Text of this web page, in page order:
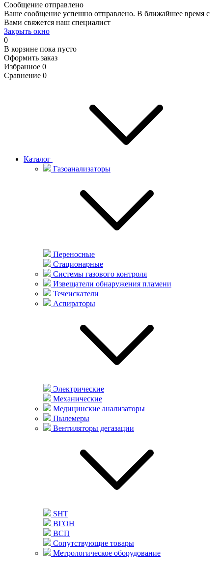
Сообщение отправлено
Ваше сообщение успешно отправлено. В ближайшее время с
Вами свяжется наш специалист
Закрыть окно
0
В корзине пока пусто
Оформить заказ
Избранное 0
Сравнение 0
Каталог
Газоанализаторы
Переносные
Стационарные
Системы газового контроля
Извещатели обнаружения пламени
Течеискатели
Аспираторы
Электрические
Механические
Медицинские анализаторы
Пылемеры
Вентиляторы дегазации
SHT
ВГОН
ВСП
Сопутствующие товары
Метрологическое оборудование